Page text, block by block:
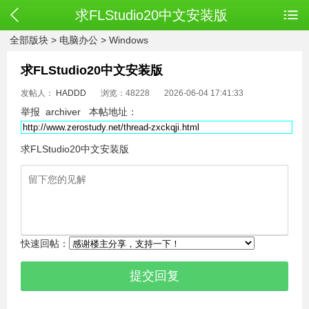
求FLStudio20中文安装版
全部版块 > 电脑办公 > Windows
求FLStudio20中文安装版
发帖人： HADDD 浏览：48228 2026-06-04 17:41:33
举报 archiver 本帖地址：
求FLStudio20中文安装版
快速回帖：